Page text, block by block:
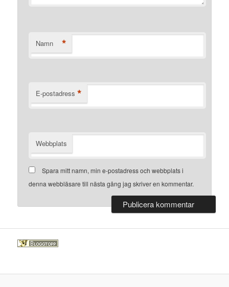
Namn *
E-postadress *
Webbplats
Spara mitt namn, min e-postadress och webbplats i
denna webbläsare till nästa gång jag skriver en kommentar.